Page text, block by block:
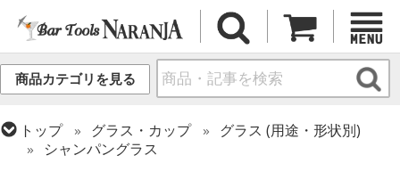
商品カテゴリを見る
トップ グラス・カップ
グラス (用途・形状別)
シャンパングラス